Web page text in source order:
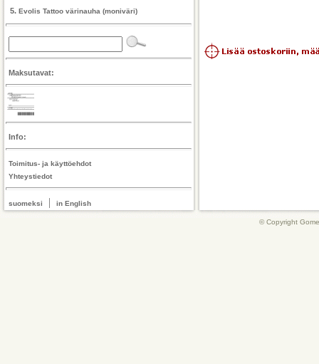
5. Evolis Tattoo värinauha (moniväri)
Maksutavat:
Info:
Toimitus- ja käyttöehdot
Yhteystiedot
suomeksi | in English
© Copyright